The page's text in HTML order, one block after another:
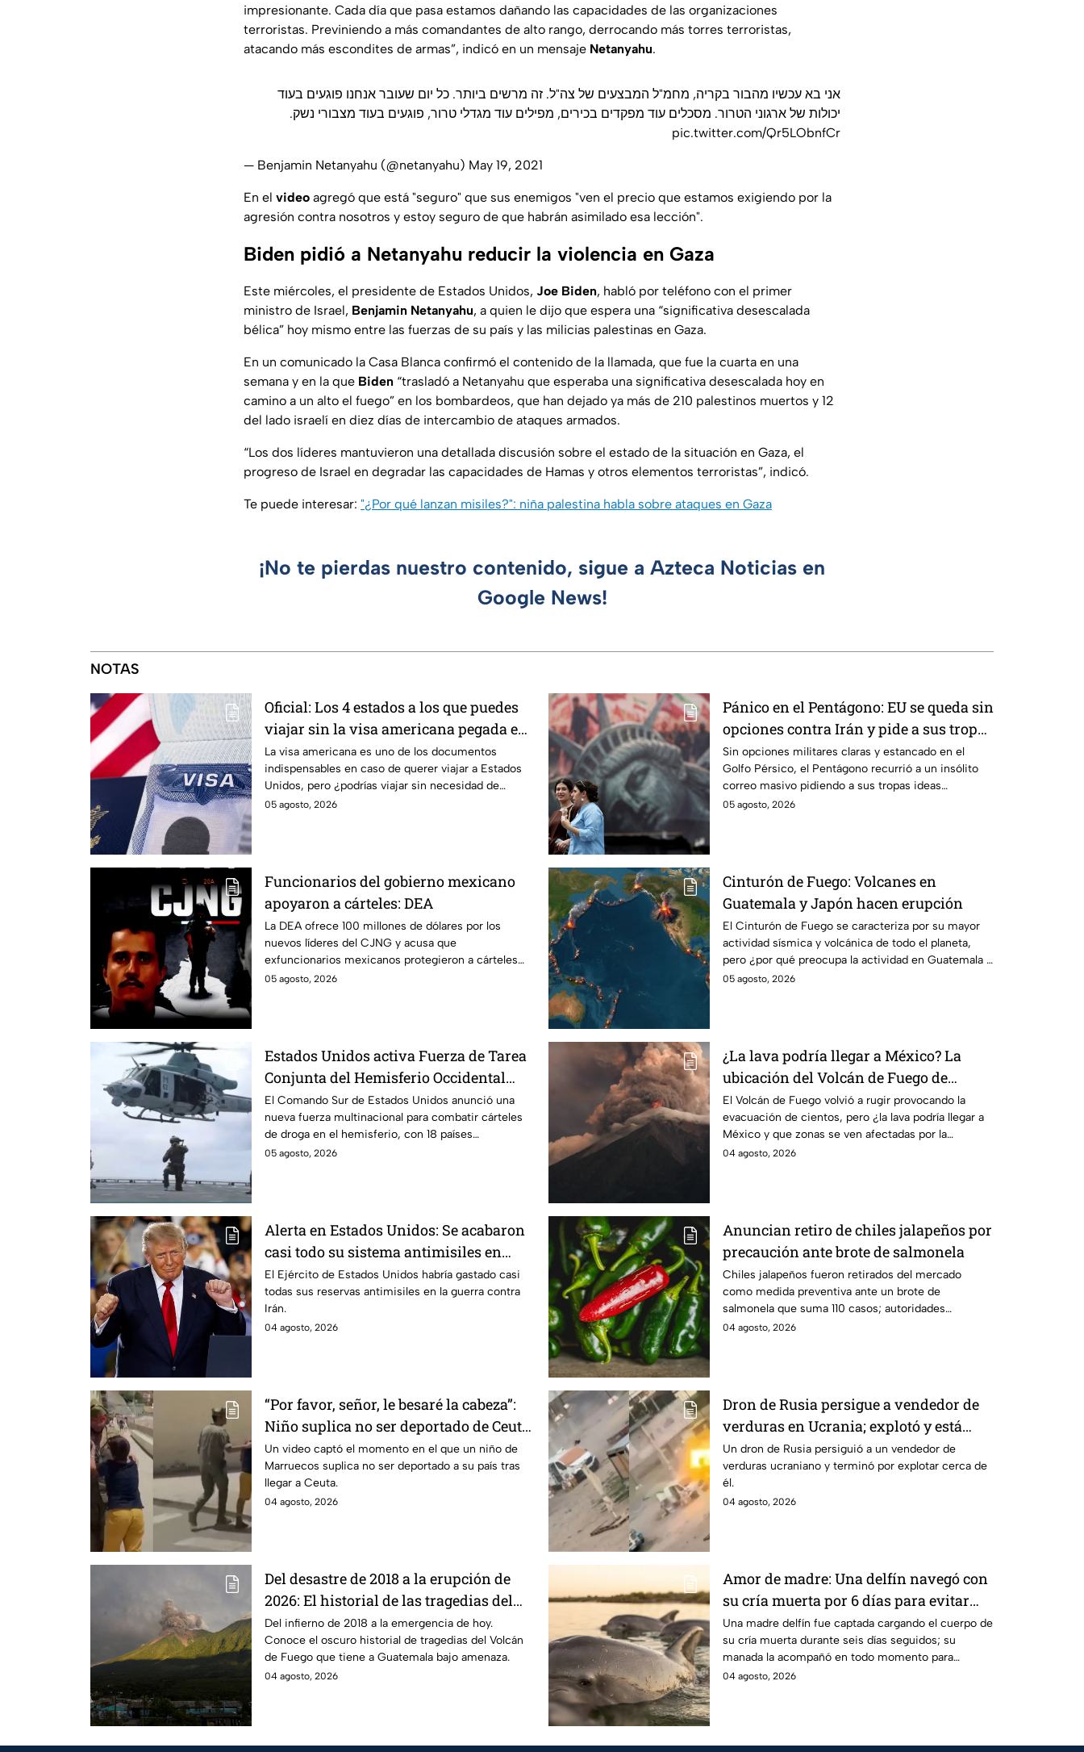
impresionante. Cada día que pasa estamos dañando las capacidades de las organizaciones
terroristas. Previniendo a más comandantes de alto rango, derrocando más torres terroristas,
atacando más escondites de armas”, indicó en un mensaje Netanyahu.
אני בא עכשיו מהבור בקריה, מחמ"ל המבצעים של צה"ל. זה מרשים ביותר. כל יום שעובר אנחנו פוגעים בעוד
יכולות של ארגוני הטרור. מסכלים עוד מפקדים בכירים, מפילים עוד מגדלי טרור, פוגעים בעוד מצבורי נשק.
pic.twitter.com/Qr5LObnfCr
— Benjamin Netanyahu (@netanyahu) May 19, 2021
En el video agregó que está "seguro" que sus enemigos "ven el precio que estamos exigiendo por la
agresión contra nosotros y estoy seguro de que habrán asimilado esa lección".
Biden pidió a Netanyahu reducir la violencia en Gaza
Este miércoles, el presidente de Estados Unidos, Joe Biden, habló por teléfono con el primer
ministro de Israel, Benjamin Netanyahu, a quien le dijo que espera una “significativa desescalada
bélica” hoy mismo entre las fuerzas de su país y las milicias palestinas en Gaza.
En un comunicado la Casa Blanca confirmó el contenido de la llamada, que fue la cuarta en una
semana y en la que Biden “trasladó a Netanyahu que esperaba una significativa desescalada hoy en
camino a un alto el fuego” en los bombardeos, que han dejado ya más de 210 palestinos muertos y 12
del lado israelí en diez días de intercambio de ataques armados.
“Los dos líderes mantuvieron una detallada discusión sobre el estado de la situación en Gaza, el
progreso de Israel en degradar las capacidades de Hamas y otros elementos terroristas”, indicó.
Te puede interesar: "¿Por qué lanzan misiles?": niña palestina habla sobre ataques en Gaza
¡No te pierdas nuestro contenido, sigue a Azteca Noticias en
Google News!
NOTAS
Oficial: Los 4 estados a los que puedes
viajar sin la visa americana pegada en
el pasaporte y sólo con la forma DSP-
150
La visa americana es uno de los documentos
indispensables en caso de querer viajar a Estados
Unidos, pero ¿podrías viajar sin necesidad de
tenerla?
05 agosto, 2026
Pánico en el Pentágono: EU se queda sin
opciones contra Irán y pide a sus tropas
ideas para castigar a Teherán
Sin opciones militares claras y estancado en el
Golfo Pérsico, el Pentágono recurrió a un insólito
correo masivo pidiendo a sus tropas ideas
“creativas” para presionar a Irán.
05 agosto, 2026
Funcionarios del gobierno mexicano
apoyaron a cárteles: DEA
La DEA ofrece 100 millones de dólares por los
nuevos líderes del CJNG y acusa que
exfuncionarios mexicanos protegieron a cárteles
durante años.
05 agosto, 2026
Cinturón de Fuego: Volcanes en
Guatemala y Japón hacen erupción
El Cinturón de Fuego se caracteriza por su mayor
actividad sísmica y volcánica de todo el planeta,
pero ¿por qué preocupa la actividad en Guatemala y
Japón?
05 agosto, 2026
Estados Unidos activa Fuerza de Tarea
Conjunta del Hemisferio Occidental
contra los cárteles de la droga
El Comando Sur de Estados Unidos anunció una
nueva fuerza multinacional para combatir cárteles
de droga en el hemisferio, con 18 países
participantes y sin México.
05 agosto, 2026
¿La lava podría llegar a México? La
ubicación del Volcán de Fuego de
Guatemala y las zonas que afectaría su
erupción
El Volcán de Fuego volvió a rugir provocando la
evacuación de cientos, pero ¿la lava podría llegar a
México y que zonas se ven afectadas por la
erupción?
04 agosto, 2026
Alerta en Estados Unidos: Se acabaron
casi todo su sistema antimisiles en
guerra contra Irán
El Ejército de Estados Unidos habría gastado casi
todas sus reservas antimisiles en la guerra contra
Irán.
04 agosto, 2026
Anuncian retiro de chiles jalapeños por
precaución ante brote de salmonela
Chiles jalapeños fueron retirados del mercado
como medida preventiva ante un brote de
salmonela que suma 110 casos; autoridades
investigan si existe relación.
04 agosto, 2026
“Por favor, señor, le besaré la cabeza”:
Niño suplica no ser deportado de Ceuta
a Marruecos
Un video captó el momento en el que un niño de
Marruecos suplica no ser deportado a su país tras
llegar a Ceuta.
04 agosto, 2026
Dron de Rusia persigue a vendedor de
verduras en Ucrania; explotó y está
hospitalizado
Un dron de Rusia persiguió a un vendedor de
verduras ucraniano y terminó por explotar cerca de
él.
04 agosto, 2026
Del desastre de 2018 a la erupción de
2026: El historial de las tragedias del
Volcán de Fuego
Del infierno de 2018 a la emergencia de hoy.
Conoce el oscuro historial de tragedias del Volcán
de Fuego que tiene a Guatemala bajo amenaza.
04 agosto, 2026
Amor de madre: Una delfín navegó con
su cría muerta por 6 días para evitar
que se hundiera (VIDEO)
Una madre delfín fue captada cargando el cuerpo de
su cría muerta durante seis días seguidos; su
manada la acompañó en todo momento para
apoyarla en su dolor.
04 agosto, 2026